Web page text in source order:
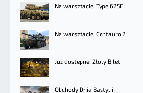
Na warsztacie: Type 625E
Na warsztacie: Centauro 2
Już dostępne: Złoty Bilet
Obchody Dnia Bastylii